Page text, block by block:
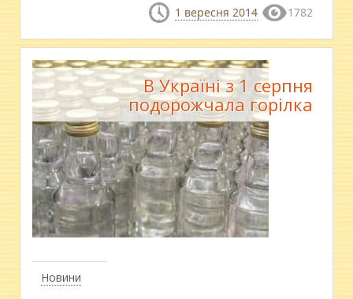
1 вересня 2014 1782
Новини
В Україні з 1 серпня
подорожчала горілка